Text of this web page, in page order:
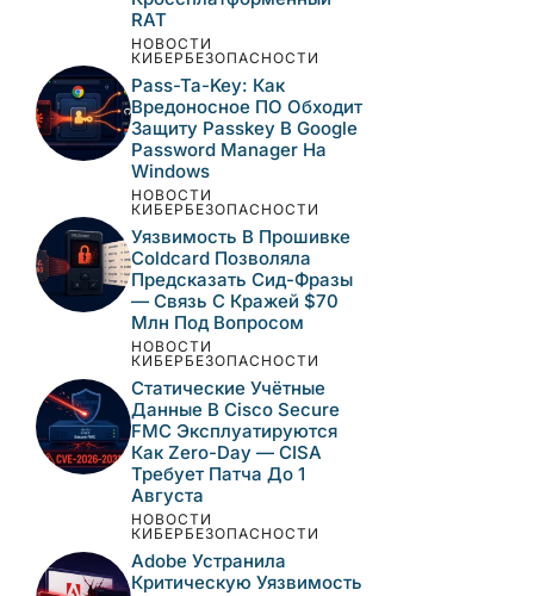
САМЫЕ ПОПУЛЯРНЫЕ
КИБЕРБЕЗОПАСНОСТИ
Вредоносные Npm-
Пакеты Имитируют
Инструменты Alibaba И
Доставляют
Кроссплатформенный
RAT
НОВОСТИ
КИБЕРБЕЗОПАСНОСТИ
Pass-Ta-Key: Как
Вредоносное ПО
Обходит Защиту
Passkey В Google
Password Manager На
Windows
НОВОСТИ
КИБЕРБЕЗОПАСНОСТИ
Уязвимость В Прошивке
Coldcard Позволяла
Предсказать Сид-Фразы
— Связь С Кражей $70
Млн Под Вопросом
НОВОСТИ
КИБЕРБЕЗОПАСНОСТИ